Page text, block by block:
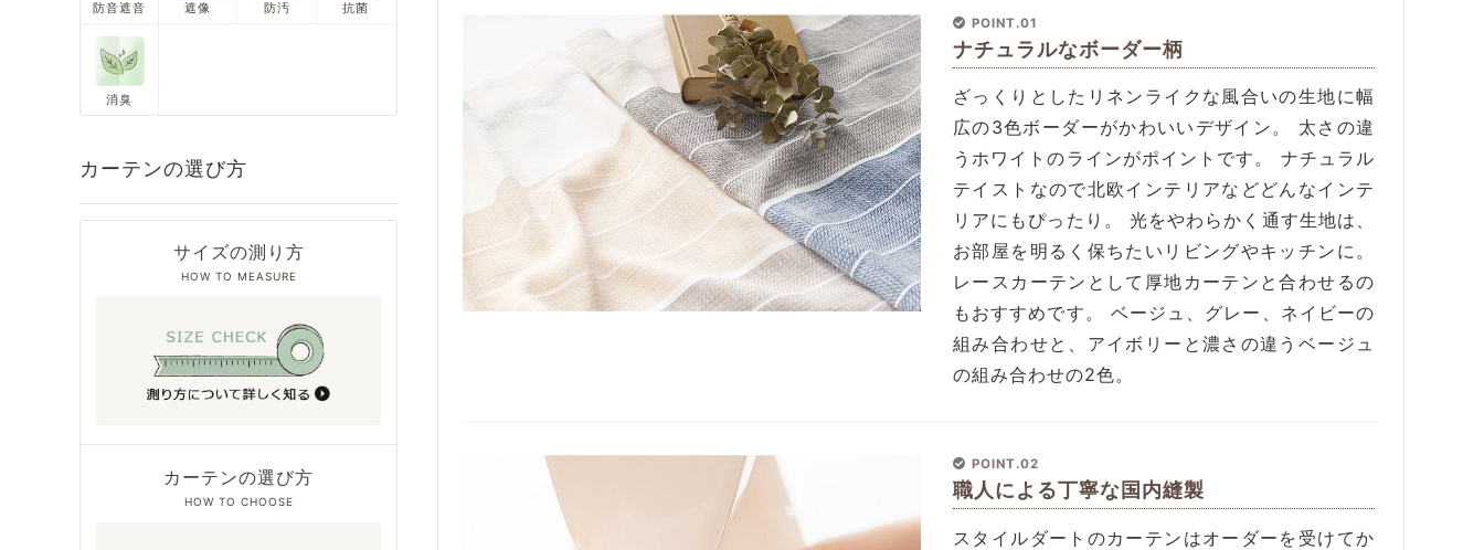
POINT.01
ナチュラルなボーダー柄
ざっくりとしたリネンライクな風合いの生地に幅
広の3色ボーダーがかわいいデザイン。 太さの違
うホワイトのラインがポイントです。 ナチュラル
テイストなので北欧インテリアなどどんなインテ
リアにもぴったり。 光をやわらかく通す生地は、
お部屋を明るく保ちたいリビングやキッチンに。
レースカーテンとして厚地カーテンと合わせるの
もおすすめです。 ベージュ、グレー、ネイビーの
組み合わせと、アイボリーと濃さの違うベージュ
の組み合わせの2色。
POINT.02
職人による丁寧な国内縫製
スタイルダートのカーテンはオーダーを受けてか
防音遮音 遮像 防汚 抗菌
消臭
カーテンの選び方
サイズの測り方
HOW TO MEASURE
カーテンの選び方
HOW TO CHOOSE